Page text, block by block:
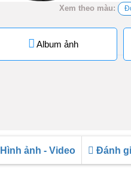
Xem theo màu:
Album ảnh
Hình ảnh - Video Đánh